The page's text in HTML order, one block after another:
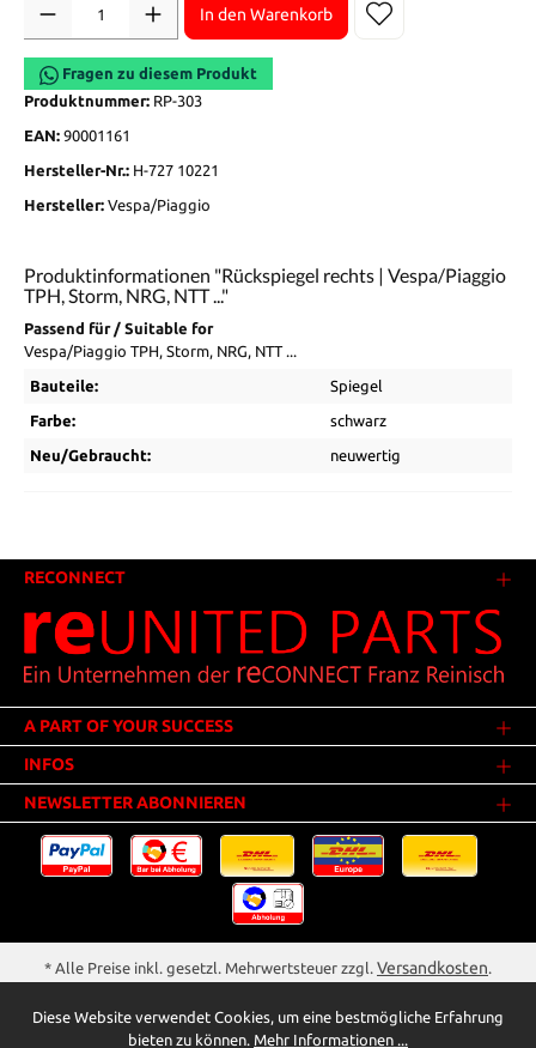
In den Warenkorb
Fragen zu diesem Produkt
Produktnummer: RP-303
EAN: 90001161
Hersteller-Nr.: H-727 10221
Hersteller: Vespa/Piaggio
Produktinformationen "Rückspiegel rechts | Vespa/Piaggio
TPH, Storm, NRG, NTT ..."
Passend für / Suitable for
Vespa/Piaggio TPH, Storm, NRG, NTT ...
Bauteile: Spiegel
Farbe: schwarz
Neu/Gebraucht: neuwertig
RECONNECT
A PART OF YOUR SUCCESS
INFOS
NEWSLETTER ABONNIEREN
* Alle Preise inkl. gesetzl. Mehrwertsteuer zzgl. Versandkosten.
** Der Verkauf unterliegt der Differenzbesteuerung gem. § 25a UStG
Diese Website verwendet Cookies, um eine bestmögliche Erfahrung
bieten zu können. Mehr Informationen ...